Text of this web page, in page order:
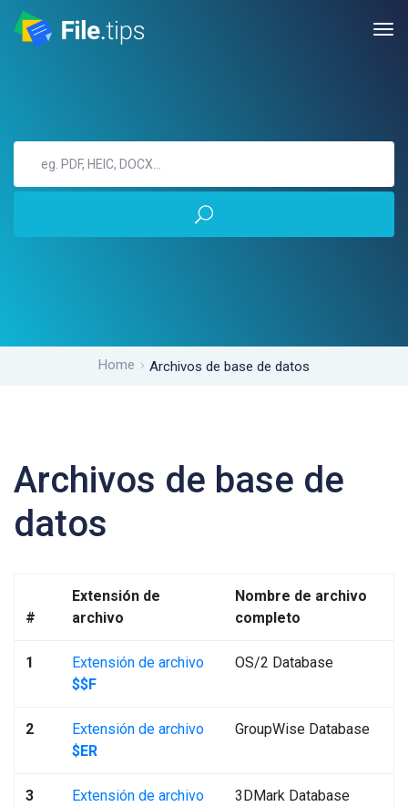
Home Archivos de base de datos
Archivos de base de
datos
#
Extensión de
archivo
Nombre de archivo
completo
1
Extensión de archivo
$$F
OS/2 Database
2
Extensión de archivo
$ER
GroupWise Database
3
Extensión de archivo
3DMark Database